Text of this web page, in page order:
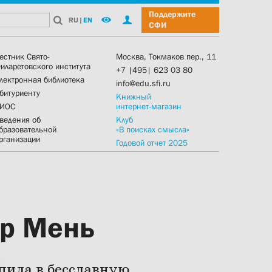
RU | EN
Поддержите
СФИ
Свято-
института
библиотека
об
Москва, Токмаков пер., 11
+7 |495| 623 03 80
info@edu.sfi.ru
Книжный
интернет-магазин
Клуб
«В поисках смысла»
Годовой отчет 2025
Мень